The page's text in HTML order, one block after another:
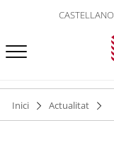
CASTELLANO
Inici Actualitat